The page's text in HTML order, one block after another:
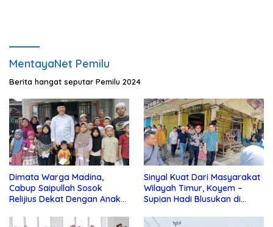
MentayaNet Pemilu
Berita hangat seputar Pemilu 2024
Dimata Warga Madina,
Cabup Saipullah Sosok
Relijius Dekat Dengan Anak
Sinyal Kuat Dari Masyarakat
Wilayah Timur, Koyem –
Supian Hadi Blusukan di